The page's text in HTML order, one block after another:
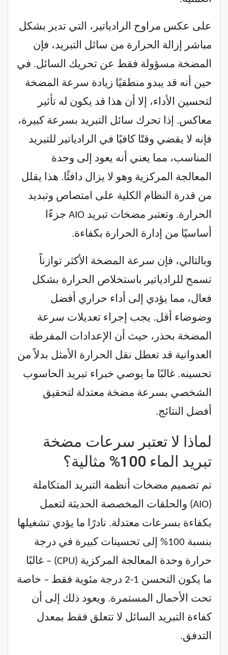
على عكس مراوح الرادياتير، التي تدير بشكل
مباشر إزالة الحرارة من سائل التبريد، فإن
المضخة مسؤولة فقط عن تحريك السائل. في
حين أنه قد يبدو منطقيًا زيادة سرعة المضخة
لتحسين الأداء، إلا أن هذا قد يكون له تأثير
معاكس. إذا تحرك سائل التبريد بسرعة كبيرة،
فإنه لا يقضي وقتًا كافيًا في الرادياتير للتبريد
المناسب، مما يعني أنه يعود إلى وحدة
المعالجة المركزية وهو لا يزال دافئًا. هذا يقلل
من قدرة النظام الكلية على امتصاص وتبديد
الحرارة. وتعتبر مضخات تبريد AIO جزءًا
أساسيًا من إدارة الحرارة بكفاءة.
وبالتالي، فإن سرعة المضخة الأكثر توازناً
تسمح للرادياتير باستخلاص الحرارة بشكل
فعال، مما يؤدي إلى أداء حراري أفضل
وضوضاء أقل. يجب إجراء تعديلات سرعة
المضخة بحذر، حيث أن الإعدادات المفرطة
العدوانية قد تعطل نقل الحرارة الأمثل بدلاً من
تحسينه. غالبًا ما يوصي خبراء تبريد الحاسوب
الشخصي بسرعة مضخة معتدلة لتحقيق
أفضل النتائج.
لماذا لا تعتبر سرعات مضخة
تبريد الماء 100% مثالية؟
تم تصميم مضخات أنظمة التبريد المتكاملة
(AIO) والحلقات المخصصة الحديثة لتعمل
بكفاءة بسرعات معتدلة. نادرًا ما يؤدي تشغيلها
بنسبة 100% إلى تحسينات كبيرة في درجة
حرارة وحدة المعالجة المركزية (CPU) – غالبًا
ما يكون التحسن 1-2 درجة مئوية فقط – خاصة
تحت الأحمال المستمرة. ويعود ذلك إلى أن
كفاءة التبريد السائل لا تتعلق فقط بمعدل
التدفق.